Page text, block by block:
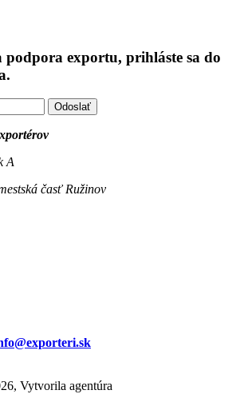
podpora exportu, prihláste sa do
Odoslať
A
časť Ružinov
Vytvorila agentúra